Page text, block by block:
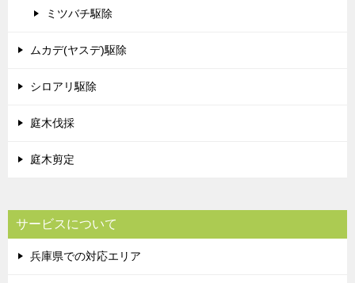
ミツバチ駆除
ムカデ(ヤスデ)駆除
シロアリ駆除
庭木伐採
庭木剪定
サービスについて
兵庫県での対応エリア